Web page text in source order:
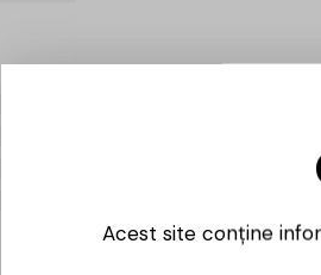
Acest site conține